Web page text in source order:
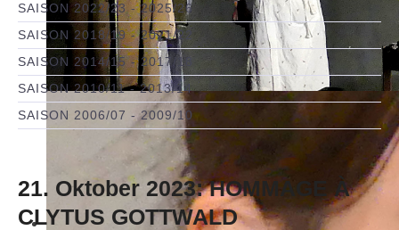
SAISON 2022/23 - 2025/26
SAISON 2018/19 - 2021/22
SAISON 2014/15 - 2017/18
SAISON 2010/11 - 2013/14
SAISON 2006/07 - 2009/10
21. Oktober 2023: HOMMAGE À
CLYTUS GOTTWALD